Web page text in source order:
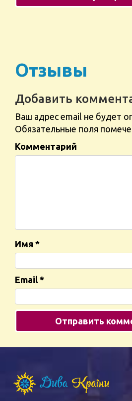
Отзывы
Добавить
Ваш адрес email не будет
Обязательные поля
Комментарий
Имя *
Email *